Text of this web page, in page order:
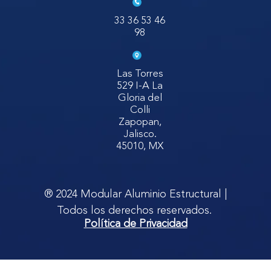
33 36 53 46
98
Las Torres
529 I-A La
Gloria del
Colli
Zapopan,
Jalisco.
45010, MX
® 2024 Modular Aluminio Estructural |
Todos los derechos reservados.
Política de Privacidad